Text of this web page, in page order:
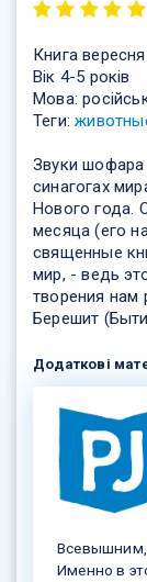
Книгавересня
Вік 4-5 років
Мова:
Теги:
Звуки шофара
синагогах
Нового года.
месяца (его
священные
мир, - ведь
творения нам
Берешит
Додаткові
Всевышним,
Именно в